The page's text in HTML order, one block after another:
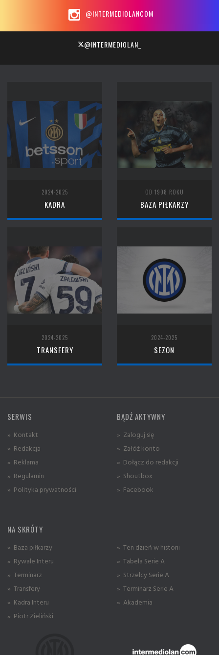
@INTERMEDIOLANCOM
@INTERMEDIOLAN_
2024-2025
KADRA
OD 1908 ROKU
BAZA PIŁKARZY
2024-2025
TRANSFERY
2024-2025
SEZON
SERWIS
» Kontakt
» Redakcja
» Reklama
» Regulamin
» Polityka prywatności
BĄDŹ AKTYWNY
» Zaloguj się
» Załóż konto
» Dołącz do redakcji
» Shoutbox
» Facebook
NA SKRÓTY
» Baza piłkarzy
» Rywale Interu
» Terminarz
» Transfery
» Kadra Interu
» Piotr Zieliński
» Ten dzień w historii
» Tabela Serie A
» Strzelcy Serie A
» Terminarz Serie A
» Akademia